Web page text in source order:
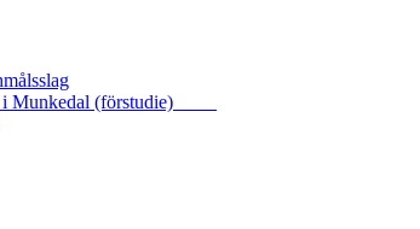
i Munkedal (förstudie)